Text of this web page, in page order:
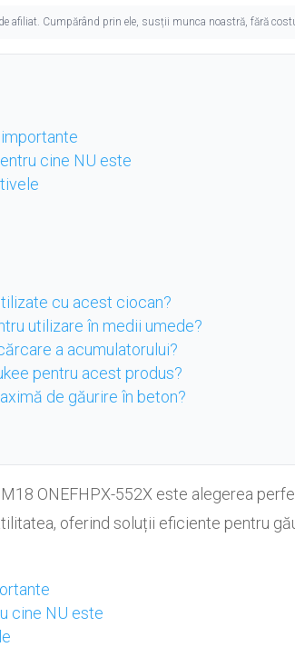
afiliat. Cumpărând prin ele, susții munca noastră, fără
cine NU este
cu acest ciocan?
utilizare în medii umede?
a acumulatorului?
pentru acest produs?
de găurire în beton?
ONEFHPX-552X este alegerea
oferind soluții eficiente pentru
cine NU este